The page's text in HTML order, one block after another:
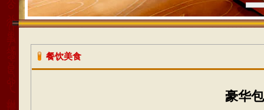
1
餐饮美食
豪华